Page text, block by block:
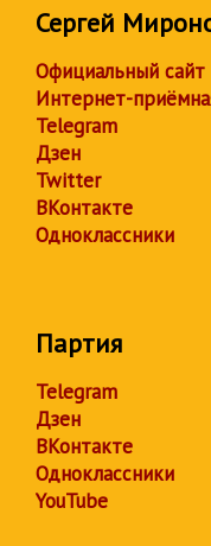
Сергей
Официальный сайт
Интернет-
Telegram
Дзен
Twitter
ВКонтакте
Одноклассники
Партия
Telegram
Дзен
ВКонтакте
Одноклассники
YouTube